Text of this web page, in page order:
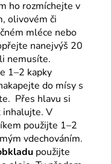
ho rozmíchejte v
olivovém či
mléce nebo
nanejvýš 20
nemusíte.
1–2 kapky
do mísy s
Přes hlavu si
inhalujte. V
použijte 1–2
vdechováním.
použijte